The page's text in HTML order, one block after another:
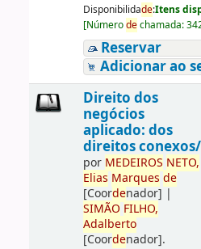
Disponibilidade:Itens
[Númerodechamada:
Reservar
Adicionar ao
Direito dos
negócios
aplicado: dos
direitos conexos/
por MEDEIROS NETO,
Elias Marques de
[Coordenador] |
SIMÃO FILHO,
Adalberto
[Coordenador].